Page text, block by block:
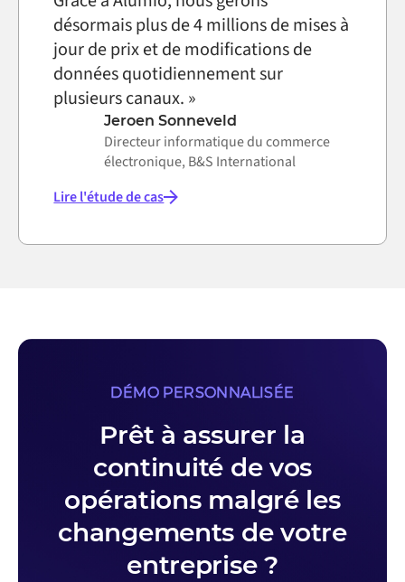
désormais plus de 4 millions de mises à
jour de prix et de modifications de
données quotidiennement sur
plusieurs canaux. »
Jeroen Sonneveld
Directeur informatique du commerce
électronique, B&S International
Lire l'étude de cas
DÉMO PERSONNALISÉE
Prêt à assurer la
continuité de vos
opérations malgré les
changements de votre
entreprise ?